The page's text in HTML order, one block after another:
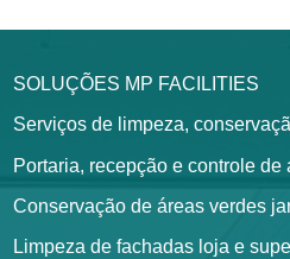
SOLUÇÕES MP FACILITIES
Serviços de limpeza,
Portaria, recepção e controle de
Conservação de áreas verdes
Limpeza de fachadas loja e